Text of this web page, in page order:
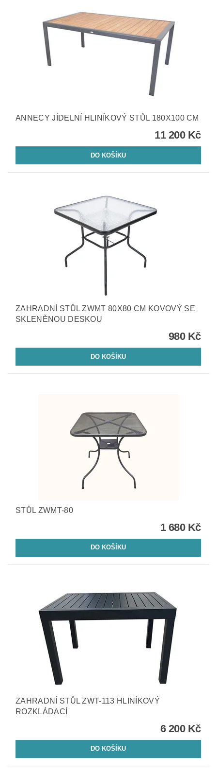
ANNECY JÍDELNÍ HLINÍKOVÝ STŮL 180X100 CM
11 200 Kč
ZAHRADNÍ STŮL ZWMT 80X80 CM KOVOVÝ SE
SKLENĚNOU DESKOU
980 Kč
STŮL ZWMT-80
1 680 Kč
ZAHRADNÍ STŮL ZWT-113 HLINÍKOVÝ
ROZKLÁDACÍ
6 200 Kč